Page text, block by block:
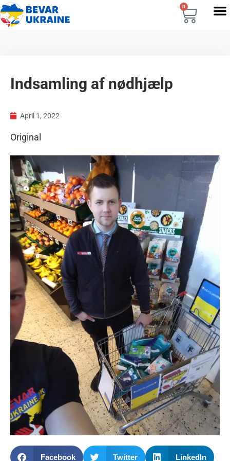
0
Indsamling af nødhjælp
April 1, 2022
Original
Facebook Twitter LinkedIn